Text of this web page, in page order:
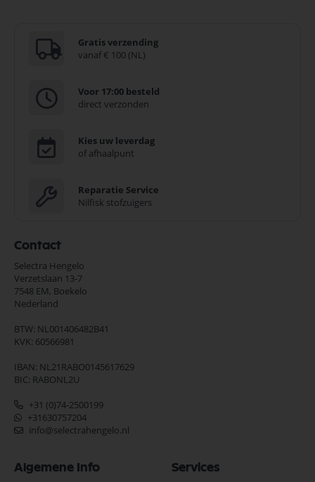
Gratis verzending
vanaf € 100 (NL)
Voor 17:00 besteld
direct verzonden
Kies uw leverdag
of afhaalpunt
Reparatie Service
Nilfisk stofzuigers
Contact
Selectra Hengelo
Verzetslaan 13-7
7548 EM, Boekelo
Nederland
BTW: NL001406482B41
KVK: 60566981
IBAN: NL21RABO0145617629
BIC: RABONL2U
+31 (0)74-2500199
+31630757204
info@selectrahengelo.nl
Algemene Info Services